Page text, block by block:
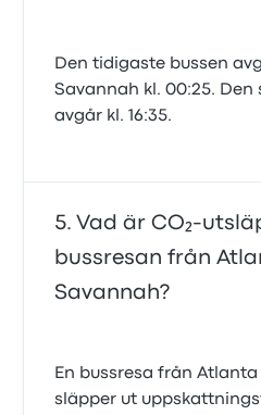
Den tidigaste bussen
Savannah kl. 00:25. Den
avgår kl. 16:35.
Vad är CO₂-
bussresan från
Savannah?
En bussresa från
släpper ut